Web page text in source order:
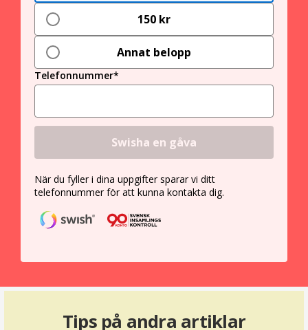
150 kr
Annat belopp
Telefonnummer*
Swisha en gåva
När du fyller i dina uppgifter sparar vi ditt
telefonnummer för att kunna kontakta dig.
Tips på andra artiklar